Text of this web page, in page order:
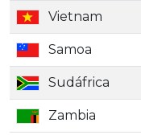
Vietnam
Samoa
Sudáfrica
Zambia